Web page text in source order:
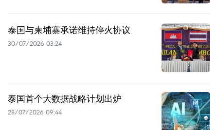
泰国与柬埔寨承诺维持停火协议
30/07/2026 03:24
泰国首个大数据战略计划出炉
28/07/2026 09:44